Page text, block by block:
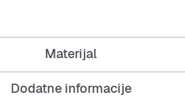
pruža responzivnost i mekoću
se kod kuće ili istražujete
osjećaj lakoće.
dodatnu udobnost i sigurno
Materijal
Dodatne informacije